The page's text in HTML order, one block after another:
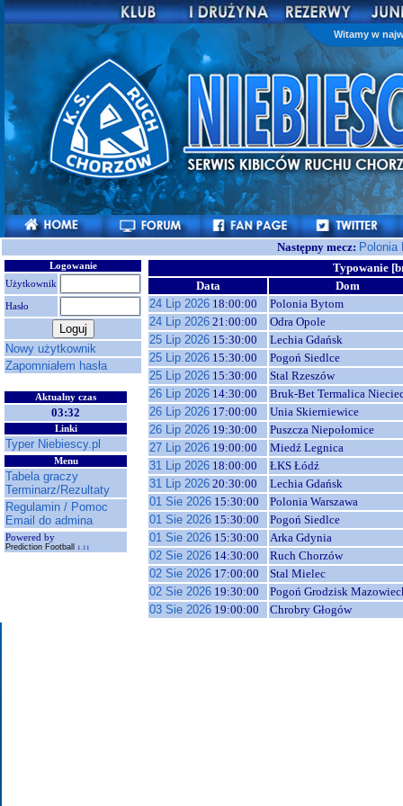
Witamy w
Następny mecz:
Logowanie
Użytkownik
Hasło
Nowy użytkownik
Zapomniałem hasła
Aktualny czas
03:32
Linki
Typer Niebiescy.pl
Menu
Tabela graczy
Terminarz/Rezultaty
Regulamin / Pomoc
Email do admina
Powered by
Prediction Football 1.11
Typowanie
Data
Dom
24 Lip 2026 18:00:00
Polonia Bytom
24 Lip 2026 21:00:00
Odra Opole
25 Lip 2026 15:30:00
Lechia Gdańsk
25 Lip 2026 15:30:00
Pogoń Siedlce
25 Lip 2026 15:30:00
Stal Rzeszów
26 Lip 2026 14:30:00
Bruk-Bet Termalica
26 Lip 2026 17:00:00
Unia Skierniewice
26 Lip 2026 19:30:00
Puszcza Niepołomice
27 Lip 2026 19:00:00
Miedź Legnica
31 Lip 2026 18:00:00
ŁKS Łódź
31 Lip 2026 20:30:00
Lechia Gdańsk
01 Sie 2026 15:30:00
Polonia Warszawa
01 Sie 2026 15:30:00
Pogoń Siedlce
01 Sie 2026 15:30:00
Arka Gdynia
02 Sie 2026 14:30:00
Ruch Chorzów
02 Sie 2026 17:00:00
Stal Mielec
02 Sie 2026 19:30:00
Pogoń Grodzisk
03 Sie 2026 19:00:00 Chrobry Głogów